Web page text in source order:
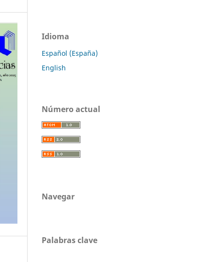
Idioma
Español (España)
English
Número actual
Navegar
Palabras clave